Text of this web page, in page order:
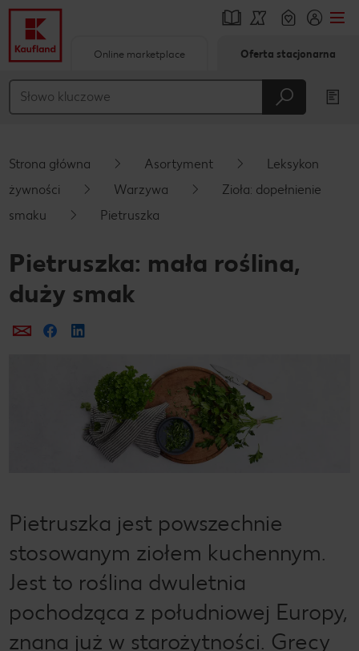
Główna treść
Pływający pasek boczny
Online marketplace Oferta stacjonarna
Strona główna Asortyment
Leksykon
żywności
Warzywa
Zioła: dopełnienie
smaku
Pietruszka
Pietruszka: mała roślina,
duży smak
Prześlij e-mailem
Udostępnij na Facebooku
Pietruszka jest powszechnie
stosowanym ziołem kuchennym.
Jest to roślina dwuletnia
pochodząca z południowej Europy,
znana już w starożytności. Grecy